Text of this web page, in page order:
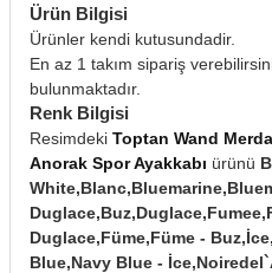
Ürün Bilgisi
Ürünler kendi kutusundadir.
En az 1 takım sipariş
bulunmaktadır.
Renk Bilgisi
Resimdeki Toptan Wand
Anorak Spor Ayakkabı ürünü
Duglace,Füme,Füme -
Blue,Navy Blue -